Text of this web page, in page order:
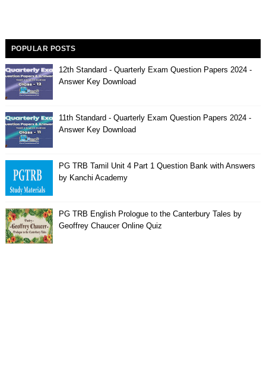
POPULAR POSTS
12th Standard - Quarterly Exam Question Papers 2024 -
Answer Key Download
11th Standard - Quarterly Exam Question Papers 2024 -
Answer Key Download
PG TRB Tamil Unit 4 Part 1 Question Bank with Answers
by Kanchi Academy
PG TRB English Prologue to the Canterbury Tales by
Geoffrey Chaucer Online Quiz